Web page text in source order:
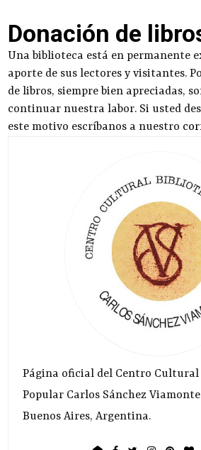
Donación de
Una biblioteca está en permanente
aporte de sus lectores y visitantes.
de libros, siempre bien apreciadas,
continuar nuestra labor. Si usted
este motivo escríbanos a nuestro
Página oficial del Centro Cultural
Popular Carlos Sánchez
Buenos Aires, Argentina.